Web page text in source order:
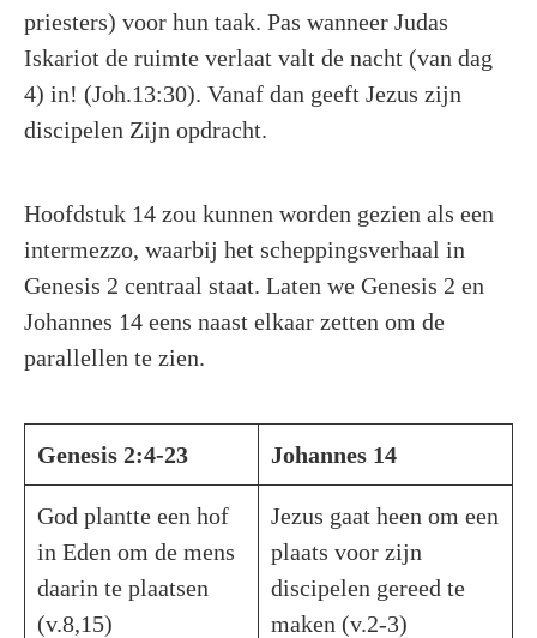
priesters) voor hun taak. Pas wanneer Judas
Iskariot de ruimte verlaat valt de nacht (van dag
4) in! (Joh.13:30). Vanaf dan geeft Jezus zijn
discipelen Zijn opdracht.
Hoofdstuk 14 zou kunnen worden gezien als een
intermezzo, waarbij het scheppingsverhaal in
Genesis 2 centraal staat. Laten we Genesis 2 en
Johannes 14 eens naast elkaar zetten om de
parallellen te zien.
Genesis 2:4-23 Johannes 14
God plantte een hof
in Eden om de mens
daarin te plaatsen
(v.8,15)
Jezus gaat heen om een
plaats voor zijn
discipelen gereed te
maken (v.2-3)